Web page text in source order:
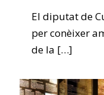
El diputat de
per conèixer
de la […]